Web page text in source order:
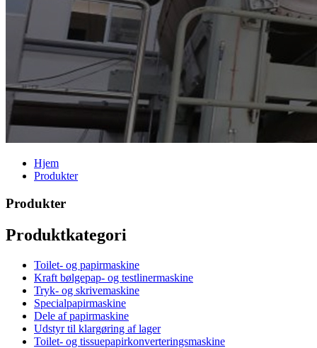
Hjem
Produkter
Produkter
Produktkategori
Toilet- og papirmaskine
Kraft bølgepap- og testlinermaskine
Tryk- og skrivemaskine
Specialpapirmaskine
Dele af papirmaskine
Udstyr til klargøring af lager
Toilet- og tissuepapirkonverteringsmaskine